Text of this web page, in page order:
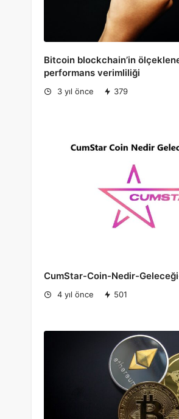
Bitcoin blockchain’in
performans verimliliği
3 yıl önce 379
CumStar-Coin-Nedir-
4 yıl önce 501